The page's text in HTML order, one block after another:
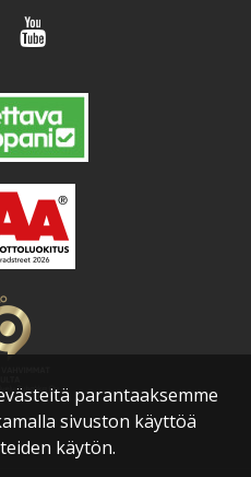
parantaaksemme
sivuston käyttöä
käytön.